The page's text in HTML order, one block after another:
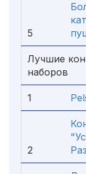
5
Лучшие
наборов
1
2